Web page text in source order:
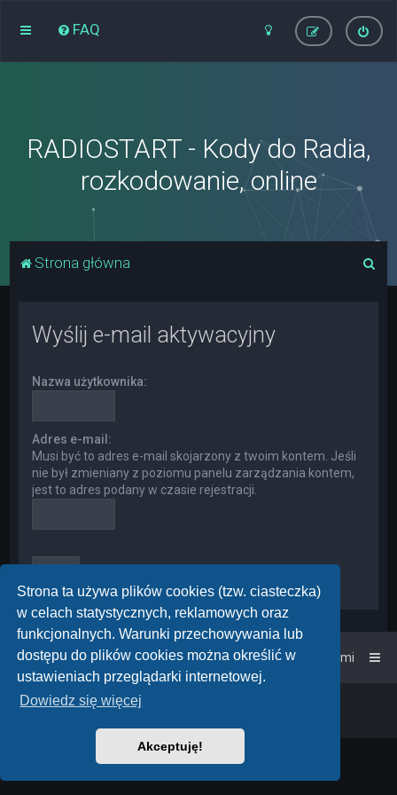
Strona ta używa plików cookies (tzw. ciasteczka)
w celach statystycznych, reklamowych oraz
funkcjonalnych. Warunki przechowywania lub
dostępu do plików cookies można określić w
ustawieniach przeglądarki internetowej.
Dowiedz się więcej
Akceptuję!
FAQ
RADIOSTART - Kody do Radia,
rozkodowanie, online
Strona główna
Wyślij e-mail aktywacyjny
Nazwa użytkownika:
Adres e-mail:
Musi być to adres e-mail skojarzony z twoim kontem. Jeśli
nie był zmieniany z poziomu panelu zarządzania kontem,
jest to adres podany w czasie rejestracji.
Strona główna Kontakt z nami
Powered byphpBB™• Design by